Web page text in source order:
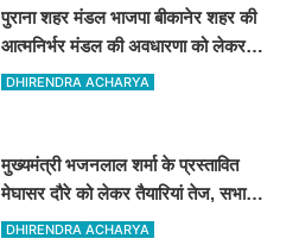
पुराना शहर मंडल भाजपा बीकानेर शहर की
आत्मनिर्भर मंडल की अवधारणा को लेकर
मासिक एवं निकाय चुनाव की तैयारी बैठक
DHIRENDRA ACHARYA
मुख्यमंत्री भजनलाल शर्मा के प्रस्तावित
मेघासर दौरे को लेकर तैयारियां तेज, सभा
स्थल का लिया जायजा
DHIRENDRA ACHARYA